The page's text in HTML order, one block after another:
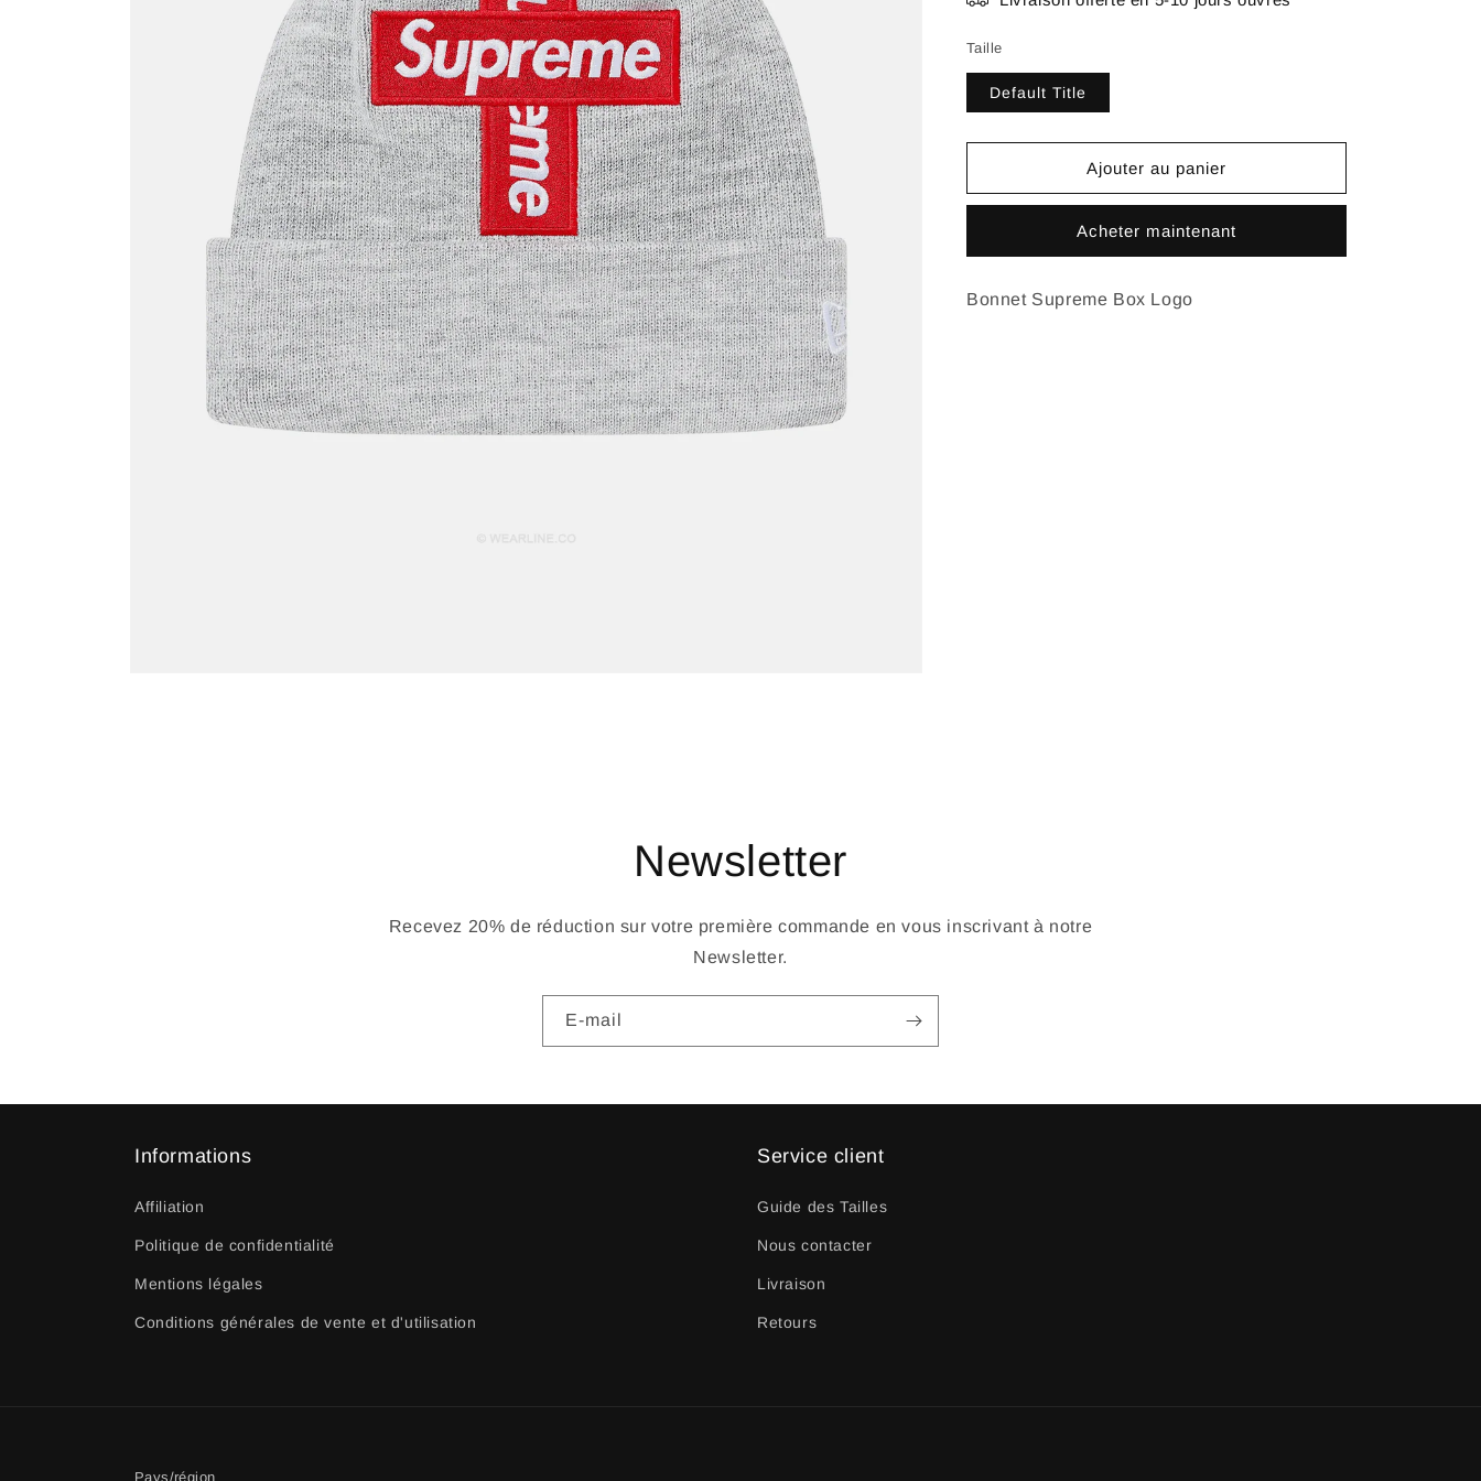
Taille
Default Title
Ajouter au panier
Acheter maintenant
Bonnet Supreme Box Logo
Newsletter
Recevez 20% de réduction sur votre première commande en vous inscrivant à notre
Newsletter.
E-mail
Informations
Affiliation
Politique de confidentialité
Mentions légales
Conditions générales de vente et d'utilisation
Service client
Guide des Tailles
Nous contacter
Livraison
Retours
Pays/région